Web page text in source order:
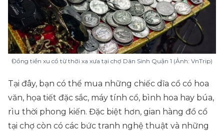
Đồng tiền xu cổ từ thời xa xưa tại chợ Dân Sinh Quận 1 (Ảnh: VnTrip)
Tại đây, bạn có thể mua những chiếc dĩa cổ có hoa
văn, họa tiết đặc sắc, máy tính cổ, bình hoa hay búa,
rìu thời phong kiến. Đặc biệt hơn, gian hàng đồ cổ
tại chợ còn có các bức tranh nghệ thuật và những